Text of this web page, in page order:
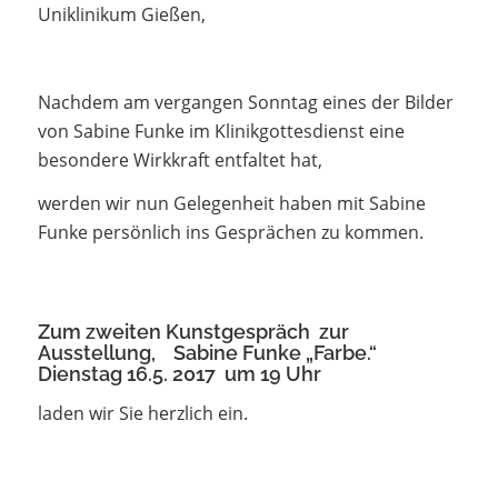
Uniklinikum Gießen,
Nachdem am vergangen Sonntag eines der Bilder
von Sabine Funke im Klinikgottesdienst eine
besondere Wirkkraft entfaltet hat,
werden wir nun Gelegenheit haben mit Sabine
Funke persönlich ins Gesprächen zu kommen.
Zum zweiten Kunstgespräch zur
Ausstellung, Sabine Funke „Farbe.“
Dienstag 16.5. 2017 um 19 Uhr
laden wir Sie herzlich ein.